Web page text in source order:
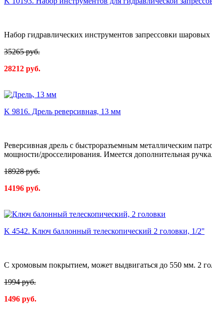
Набор гидравлических инструментов запрессовки
35265 руб.
28212 руб.
K 9816. Дрель реверсивная, 13 мм
Реверсивная дрель с быстроразъемным металлическим
мощности/дросселирования. Имеется дополнительная ручка.
18928 руб.
14196 руб.
K 4542. Ключ баллонный телескопический 2 головки, 1/2''
С хромовым покрытием, может выдвигаться до 550 мм. 2
1994 руб.
1496 руб.